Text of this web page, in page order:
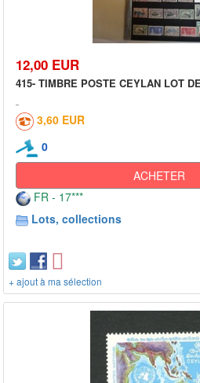
12,00 EUR
415- TIMBRE POSTE CEYLAN LOT
3,60 EUR
0
ACHETER
FR - 17***
Lots, collections
+ ajout à ma sélection